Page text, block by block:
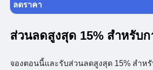
ลดราคา
ส่วนลดสูงสุด 15% สำหรับ
จองตอนนี้และรับส่วนลดสูงสุด 15% สำห